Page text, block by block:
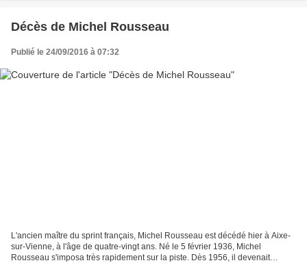
Décès de Michel Rousseau
Publié le 24/09/2016 à 07:32
L'ancien maître du sprint français, Michel Rousseau est décédé hier à Aixe-
sur-Vienne, à l'âge de quatre-vingt ans. Né le 5 février 1936, Michel
Rousseau s'imposa très rapidement sur la piste. Dès 1956, il devenait